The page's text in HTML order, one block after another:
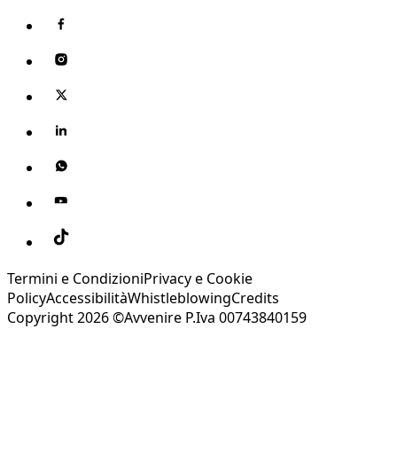
Termini e CondizioniPrivacy e Cookie
PolicyAccessibilitàWhistleblowingCredits
Copyright 2026 ©Avvenire P.Iva 00743840159